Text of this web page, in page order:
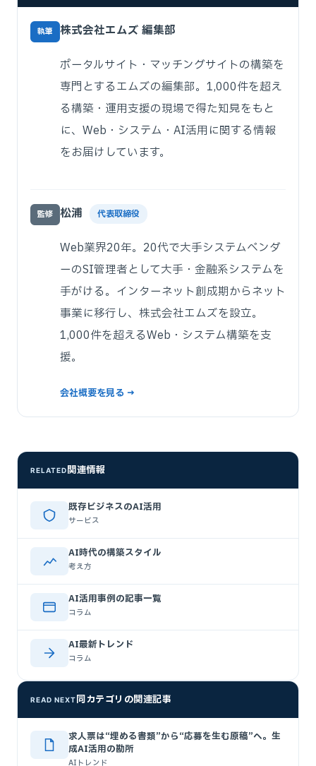
執筆 株式会社エムズ 編集部
ポータルサイト・マッチングサイトの構築を
専門とするエムズの編集部。1,000件を超え
る構築・運用支援の現場で得た知見をもと
に、Web・システム・AI活用に関する情報
をお届けしています。
監修 松浦 代表取締役
Web業界20年。20代で大手システムベンダ
ーのSI管理者として大手・金融系システムを
手がける。インターネット創成期からネット
事業に移行し、株式会社エムズを設立。
1,000件を超えるWeb・システム構築を支
援。
会社概要を見る →
RELATED関連情報
既存ビジネスのAI活用
サービス
AI時代の構築スタイル
考え方
AI活用事例の記事一覧
コラム
AI最新トレンド
コラム
READ NEXT同カテゴリの関連記事
求人票は“埋める書類”から“応募を生む原稿”へ。生
成AI活用の勘所
AIトレンド